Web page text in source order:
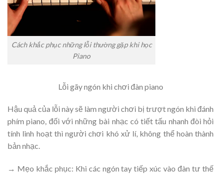
Cách khắc phục những lỗi thường gặp khi học
Piano
Lỗi gãy ngón khi chơi đàn piano
Hậu quả của lỗi này sẽ làm người chơi bị trượt ngón khi đánh
phím piano, đối với những bài nhạc có tiết tấu nhanh đòi hỏi
tính linh hoạt thì người chơi khó xử lí, không thể hoàn thành
bản nhạc.
→ Mẹo khắc phục: Khi các ngón tay tiếp xúc vào đàn tư thế